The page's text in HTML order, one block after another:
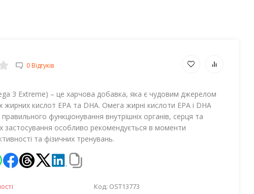
0 Відгуків
3 Extreme) – це харчова добавка, яка є чудовим джерелом
жирних кислот EPA та DHA. Омега жирні кислоти EPA і DHA
правильного функціонування внутрішніх органів, серця та
застосування особливо рекомендується в моменти
та фізичних тренувань.
Код: OST13773